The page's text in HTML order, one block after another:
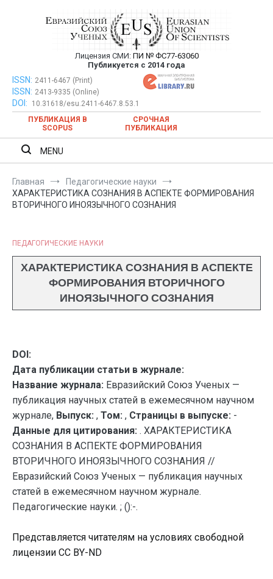
Евразийский Союз Ученых —
публикация научных статей в
ежемесячном научном журнале
Лицензия СМИ: ПИ № ФС77-63060
Публикуется с 2014 года
Евразийский Союз Ученых — публикация научных статей в
ежемесячном научном журнале
ISSN: 2411-6467 (Print)
ISSN: 2413-9335 (Online)
DOI:
10.31618/esu.2411-6467.8.53.1
ПУБЛИКАЦИЯ В
SCOPUS
СРОЧНАЯ
ПУБЛИКАЦИЯ
MENU
Главная
Педагогические науки
ХАРАКТЕРИСТИКА СОЗНАНИЯ В АСПЕКТЕ ФОРМИРОВАНИЯ
ВТОРИЧНОГО ИНОЯЗЫЧНОГО СОЗНАНИЯ
ПЕДАГОГИЧЕСКИЕ НАУКИ
ХАРАКТЕРИСТИКА СОЗНАНИЯ В АСПЕКТЕ
ФОРМИРОВАНИЯ ВТОРИЧНОГО
ИНОЯЗЫЧНОГО СОЗНАНИЯ
DOI:
Дата публикации статьи в журнале:
Название журнала: Евразийский Союз Ученых —
публикация научных статей в ежемесячном научном
журнале, Выпуск: , Том: , Страницы в выпуске: -
Данные для цитирования: . ХАРАКТЕРИСТИКА
СОЗНАНИЯ В АСПЕКТЕ ФОРМИРОВАНИЯ
ВТОРИЧНОГО ИНОЯЗЫЧНОГО СОЗНАНИЯ //
Евразийский Союз Ученых — публикация научных
статей в ежемесячном научном журнале.
Педагогические науки. ; ():-.
Представляется читателям на условиях свободной
лицензии CC BY-ND